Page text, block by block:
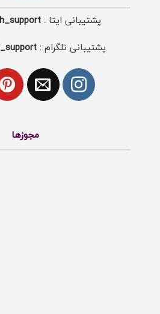
پشتیبانی ایتا :
پشتیبانی تلگرام :
مجوزها